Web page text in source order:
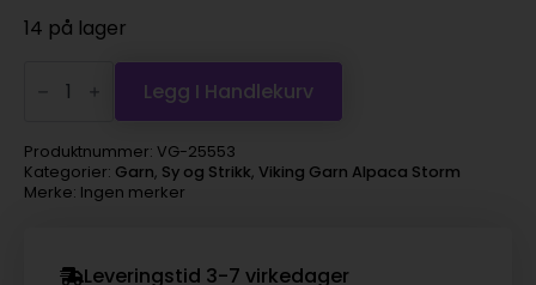
14 på lager
Garn
Alpaca
-
553
pudderrosa
antall
Legg I Handlekurv
Produktnummer: VG-25553
Kategorier: Garn, Sy og Strikk, Viking Garn Alpaca Storm
Merke: Ingen merker
Leveringstid 3-7 virkedager